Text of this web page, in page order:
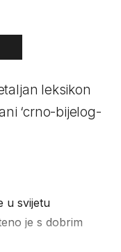
leksikon
‘crno-bijelog-
u svijetu
je s dobrim